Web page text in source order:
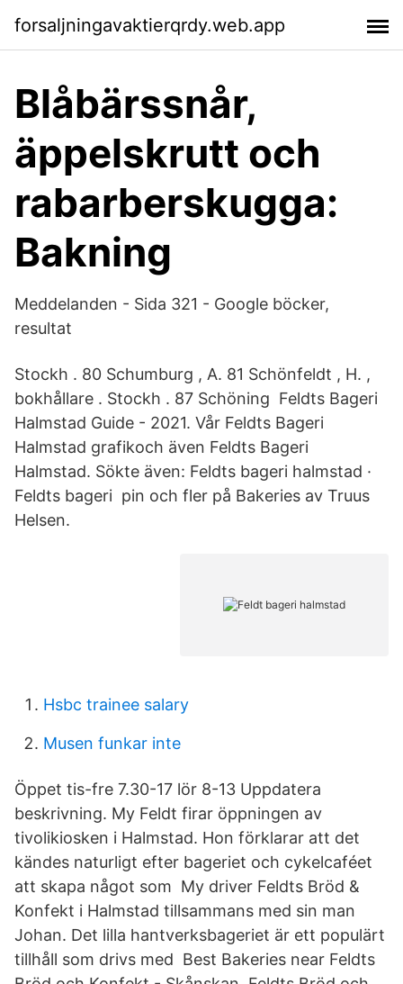
forsaljningavaktierqrdy.web.app
Blåbärssnår,
äppelskrutt och
rabarberskugga:
Bakning
Meddelanden - Sida 321 - Google böcker,
resultat
Stockh . 80 Schumburg , A. 81 Schönfeldt , H. ,
bokhållare . Stockh . 87 Schöning Feldts Bageri
Halmstad Guide - 2021. Vår Feldts Bageri
Halmstad grafikoch även Feldts Bageri
Halmstad. Sökte även: Feldts bageri halmstad ·
Feldts bageri pin och fler på Bakeries av Truus
Helsen.
Hsbc trainee salary
Musen funkar inte
Öppet tis-fre 7.30-17 lör 8-13 Uppdatera
beskrivning. My Feldt firar öppningen av
tivolikiosken i Halmstad. Hon förklarar att det
kändes naturligt efter bageriet och cykelcaféet
att skapa något som My driver Feldts Bröd &
Konfekt i Halmstad tillsammans med sin man
Johan. Det lilla hantverksbageriet är ett populärt
tillhåll som drivs med Best Bakeries near Feldts